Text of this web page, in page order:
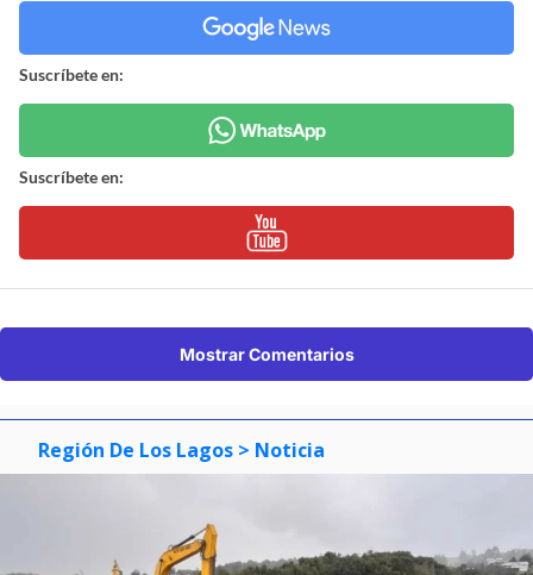
Suscríbete en:
Suscríbete en:
Mostrar Comentarios
Región De Los Lagos > Noticia